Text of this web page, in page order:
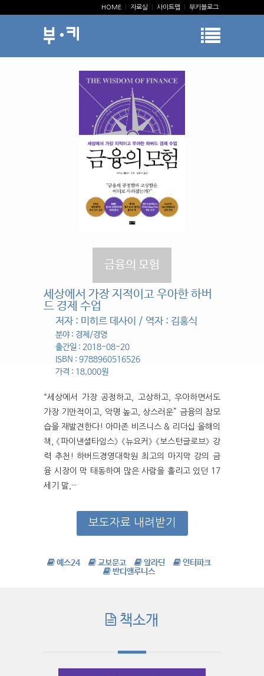
HOME 자료실 사이트맵 부키블로그
금융의 모험
세상에서 가장 지적이고 우아한 하버
드 경제 수업
저자 : 미히르 데사이 / 역자 : 김홍식
분야 : 경제/경영
출간일 : 2018-08-20
ISBN : 9788960516526
가격 : 18,000원
“세상에서 가장 공정하고, 고상하고, 우아하면서도
가장 기만적이고, 악명 높고, 상스러운” 금융의 참모
습을 재발견한다! 아마존 비즈니스 & 리더십 올해의
책, 《파이낸셜타임스》 《뉴요커》 《보스턴글로브》 강
력 추천! 하버드경영대학원 최고의 마지막 강의 금
융 시장이 막 태동하여 많은 사람을 홀리고 있던 17
세기 말,···
보도자료 내려받기
예스24 교보문고 알라딘
인터파크
반디앤루니스
책소개